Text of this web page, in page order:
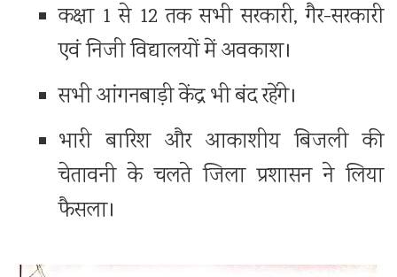
कक्षा 1 से 12 तक सभी सरकारी, गैर-सरकारी
एवं निजी विद्यालयों में अवकाश।
सभी आंगनबाड़ी केंद्र भी बंद रहेंगे।
भारी बारिश और आकाशीय बिजली की
चेतावनी के चलते जिला प्रशासन ने लिया
फैसला।